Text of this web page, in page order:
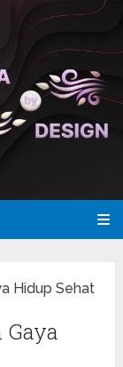
Hidup Sehat